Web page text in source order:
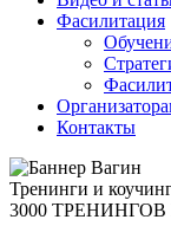
Фасилитация
Контакты
Тренинги и
3000